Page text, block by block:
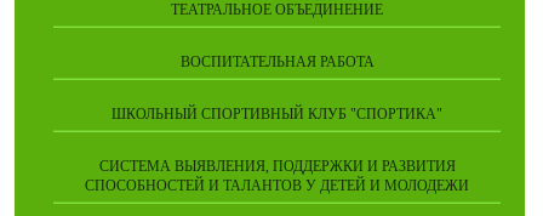
ТЕАТРАЛЬНОЕ ОБЪЕДИНЕНИЕ
ВОСПИТАТЕЛЬНАЯ РАБОТА
ШКОЛЬНЫЙ СПОРТИВНЫЙ КЛУБ "СПОРТИКА"
СИСТЕМА ВЫЯВЛЕНИЯ, ПОДДЕРЖКИ И РАЗВИТИЯ
СПОСОБНОСТЕЙ И ТАЛАНТОВ У ДЕТЕЙ И МОЛОДЕЖИ